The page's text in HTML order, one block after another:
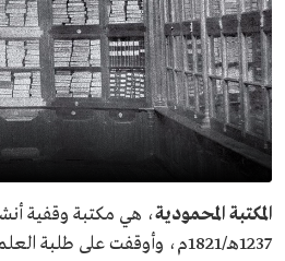
المكتبة المحمودية، هي مكتبة وقفية
1237هـ/1821م، وأوقفت على